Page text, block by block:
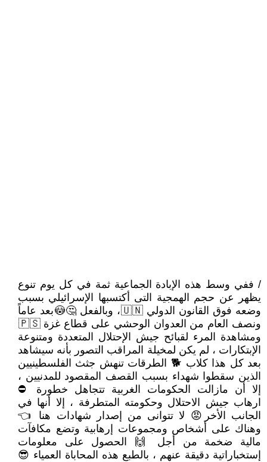
/ ففي وسط هذه الإبادة الجماعية ثمة في كل يوم تنوع
يظهر عن حجم الهمجية التى أكتسبها الإسرائيلي بسبب
وضعه فوق القانون الدولي 🇺🇳، وبالفعل 🤔😳بعد عاماً
ونصف العام من العدوان الوحشي على قطاع غزة 🇵🇸
ومشاهدة المرء لقبائح جيش الإحتلال المتعددة ومتنوعة
الإبتكارات ، لم يكن لمخيلة المراقب التصور بأنه سيشاهد
بعد كل هذا كلاب 🐕 الطرقات تنهش جثث الفلسطينيين
الذين سقطوا شهداء بسبب القصف المقصود للمدنيين ،
إلا أن مازالت الحكومات الغربية تتجاهل خطورة ⛔
ارهاب جيش الاحتلال وحكومته المتطرفة ، إلا أنها في
الجانب الأخر😡 لا تتوانى من إصدار شهادات هنا 👈
وهناك على أشخاص ومجموعات إرهابية وتضع مكافآت
مالية ضخمة من أجل 🙌 الحصول على معلومات
إستخباراتية دقيقة عنهم ، بالطبع هذه المحاباة العمياء 😎